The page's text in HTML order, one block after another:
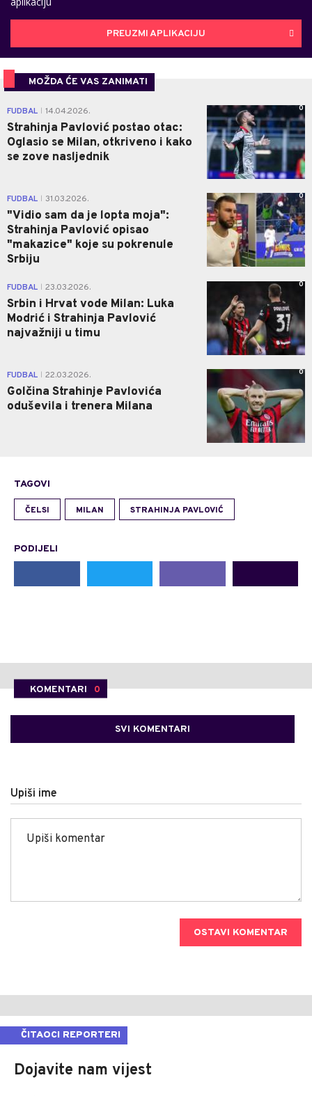
PREUZMI APLIKACIJU
MOŽDA ĆE VAS ZANIMATI
FUDBAL 14.04.2026.
Strahinja Pavlović postao otac:
Oglasio se Milan, otkriveno i kako
se zove nasljednik
0
FUDBAL 31.03.2026.
"Vidio sam da je lopta moja":
Strahinja Pavlović opisao
"makazice" koje su pokrenule
Srbiju
0
FUDBAL 23.03.2026.
Srbin i Hrvat vode Milan: Luka
Modrić i Strahinja Pavlović
najvažniji u timu
0
FUDBAL 22.03.2026.
Golčina Strahinje Pavlovića
oduševila i trenera Milana
0
TAGOVI
ČELSI MILAN STRAHINJA PAVLOVIĆ
PODIJELI
KOMENTARI 0
SVI KOMENTARI
Upiši ime
OSTAVI KOMENTAR
ČITAOCI REPORTERI
Dojavite nam vijest